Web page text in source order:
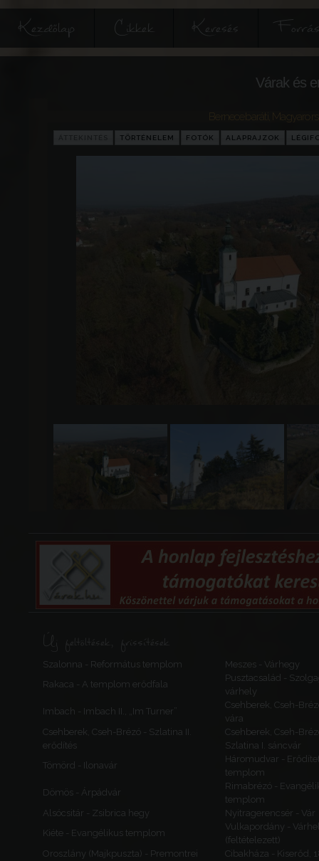
Kezdőlap Cikkek Keresés
Várak és
Bernecebaráti
TÖRTÉNELEM FOTÓK ALAPRAJZOK
Új feltöltések, frissítések
Szalonna - Református templom
Meszes - Várhegy
Rakaca - A templom erődfala
Pusztacsalád -
várhely
Imbach - Imbach II., „Im Turner”
Csehberek, Cseh-
vára
Csehberek, Cseh-Brézó - Szlatina II.
erődítés
Csehberek, Cseh-
Szlatina I. sáncvár
Tömörd - Ilonavár
Háromudvar -
templom
Dömös - Árpádvár
Rimabrézó -
templom
Alsócsitár - Zsibrica hegy
Nyitragerencsér - Vár
Kiéte - Evangélikus templom
Vulkapordány -
(feltételezett)
Oroszlány (Majkpuszta) - Premontrei
Cibakháza - Kiserőd,